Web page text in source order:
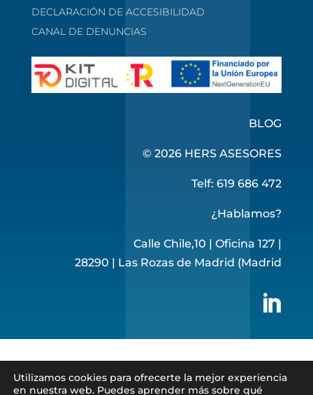
DECLARACIÓN DE ACCESIBILIDAD
CANAL DE DENUNCIAS
BLOG
© 2026 HERS ASESORES
Telf: 619 686 472
¿Hablamos?
Calle Chile,10 | Oficina 127 |
28290 | Las Rozas de Madrid (Madrid

Utilizamos cookies para ofrecerte la mejor experiencia
en nuestra web. Puedes aprender más sobre qué